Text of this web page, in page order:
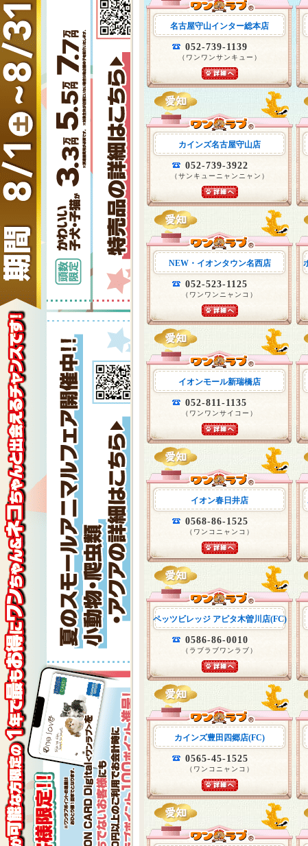
名古屋守山インター総本店
052-739-1139
（ワンワンサンキュー）
カインズ名古屋守山店
052-739-3922
（サンキューニャンニャン）
NEW・イオンタウン名西店
052-523-1125
（ワンワンニャンコ）
イオンモール新瑞橋店
052-811-1135
（ワンワンサイコー）
イオン春日井店
0568-86-1525
（ワンコニャンコ）
ペッツビレッジ アピタ木曽川店(FC)
0586-86-0010
（ラブラブワンラブ）
カインズ豊田四郷店(FC)
0565-45-1525
（ワンコニャンコ）